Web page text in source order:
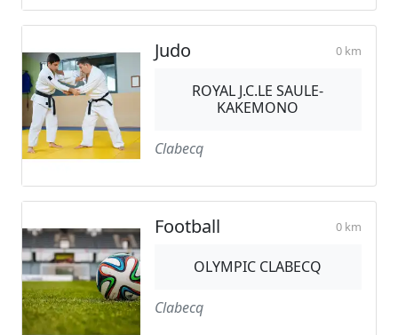
Judo 0 km
ROYAL J.C.LE SAULE-
KAKEMONO
Clabecq
Football 0 km
OLYMPIC CLABECQ
Clabecq